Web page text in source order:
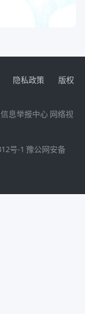
隐私政策
版权
息举报中心 网络视
号-1 豫公网安备